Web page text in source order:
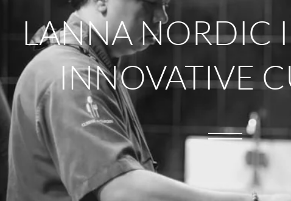
LANNA NORDIC
INNOVATIVE